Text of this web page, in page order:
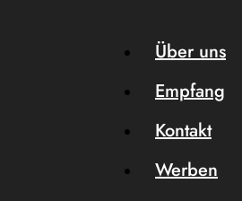
Über uns
Empfang
Kontakt
Werben